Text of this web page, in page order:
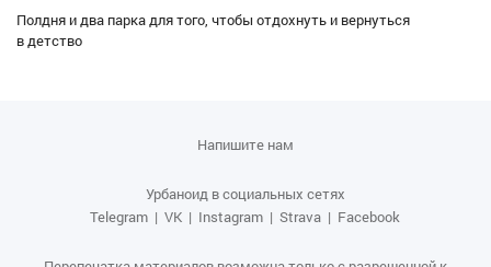
Полдня и два парка для того, чтобы отдохнуть и вернуться
в детство
Напишите нам
Урбаноид в социальных сетях
Telegram |VK | Instagram |Strava | Facebook